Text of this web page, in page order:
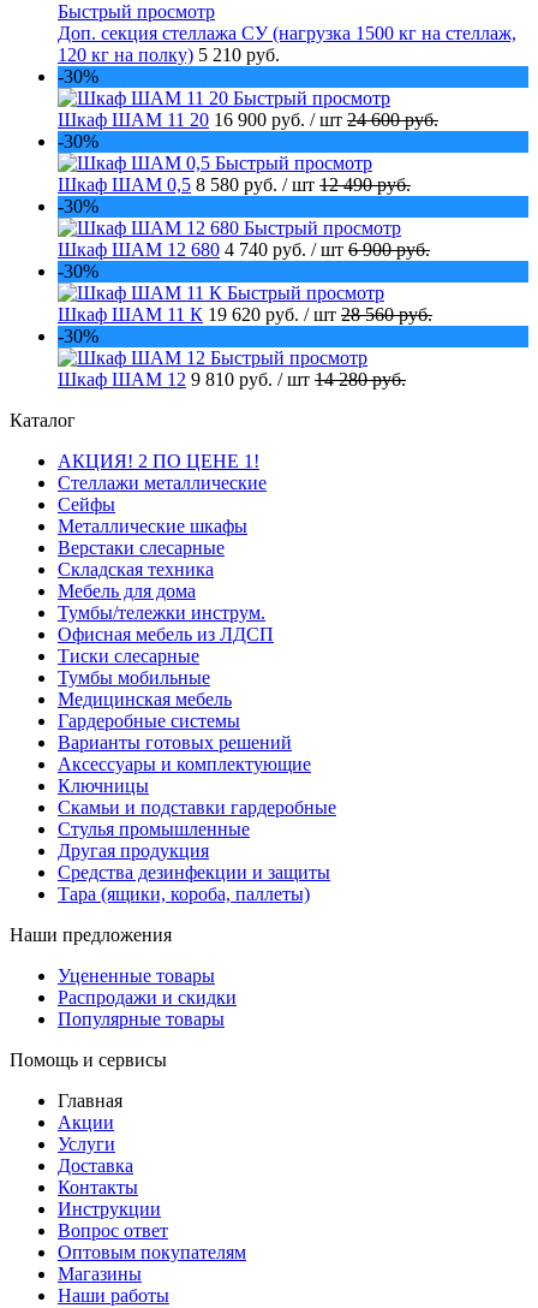
Быстрый просмотр
Доп. секция стеллажа СУ (нагрузка 1500 кг на стеллаж,
120 кг на полку) 5 210 руб.
-30%
Быстрый просмотр
Шкаф ШАМ 11 20 16 900 руб. / шт 24 600 руб.
-30%
Быстрый просмотр
Шкаф ШАМ 0,5 8 580 руб. / шт 12 490 руб.
-30%
Быстрый просмотр
Шкаф ШАМ 12 680 4 740 руб. / шт 6 900 руб.
-30%
Быстрый просмотр
Шкаф ШАМ 11 К 19 620 руб. / шт 28 560 руб.
-30%
Быстрый просмотр
Шкаф ШАМ 12 9 810 руб. / шт 14 280 руб.
Каталог
АКЦИЯ! 2 ПО ЦЕНЕ 1!
Стеллажи металлические
Сейфы
Металлические шкафы
Верстаки слесарные
Складская техника
Мебель для дома
Тумбы/тележки инструм.
Офисная мебель из ЛДСП
Тиски слесарные
Тумбы мобильные
Медицинская мебель
Гардеробные системы
Варианты готовых решений
Аксессуары и комплектующие
Ключницы
Скамьи и подставки гардеробные
Стулья промышленные
Другая продукция
Средства дезинфекции и защиты
Тара (ящики, короба, паллеты)
Наши предложения
Уцененные товары
Распродажи и скидки
Популярные товары
Помощь и сервисы
Главная
Акции
Услуги
Доставка
Контакты
Инструкции
Вопрос ответ
Оптовым покупателям
Магазины
Наши работы